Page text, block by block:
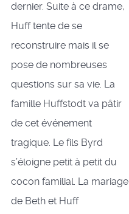
dernier. Suite à ce drame,
Huff tente de se
reconstruire mais il se
pose de nombreuses
questions sur sa vie. La
famille Huffstodt va pâtir
de cet événement
tragique. Le fils Byrd
s’éloigne petit à petit du
cocon familial. La mariage
de Beth et Huff